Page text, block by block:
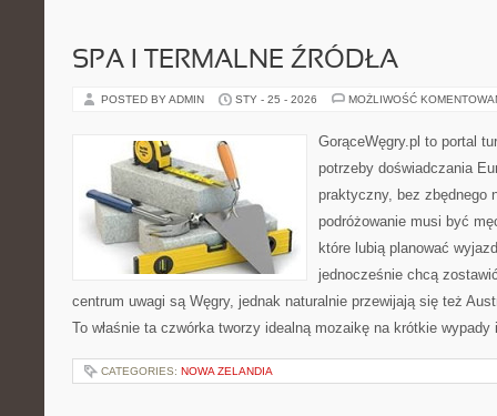
SPA I TERMALNE ŹRÓDŁA
POSTED BY ADMIN STY - 25 - 2026 MOŻLIWOŚĆ
GorąceWęgry.pl to portal
potrzeby doświadczania
praktyczny, bez zbędnego
podróżowanie musi być
które lubią planować
jednocześnie chcą
centrum uwagi są Węgry, jednak naturalnie przewijają się też
To właśnie ta czwórka tworzy idealną mozaikę na krótkie
CATEGORIES: NOWA ZELANDIA